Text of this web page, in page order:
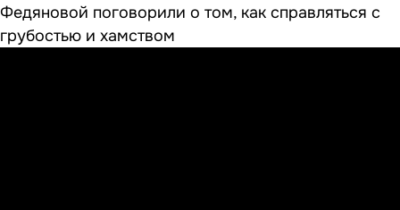
Федяновой поговорили о том, как справляться с
грубостью и хамством